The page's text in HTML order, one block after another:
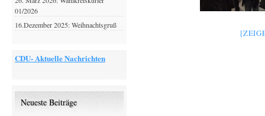
01/2026
16.Dezember 2025: Weihnachtsgruß
CDU- Aktuelle Nachrichten
Neueste Beiträge